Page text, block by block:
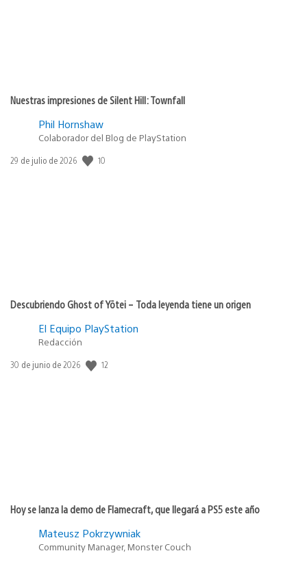
Nuestras impresiones de Silent Hill: Townfall
Phil Hornshaw
Colaborador del Blog de PlayStation
Fecha
29 de julio de 2026 10
Descubriendo Ghost of Yōtei – Toda leyenda tiene un origen
El Equipo PlayStation
Redacción
Fecha
30 de junio de 2026 12
Hoy se lanza la demo de Flamecraft, que llegará a PS5 este año
Mateusz Pokrzywniak
Community Manager, Monster Couch